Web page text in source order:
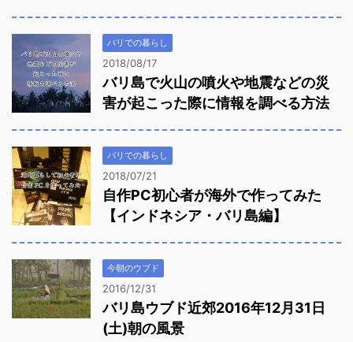
バリでの暮らし
2018/08/17
バリ島で火山の噴火や地震などの災
害が起こった際に情報を調べる方法
バリでの暮らし
2018/07/21
自作PC初心者が海外で作ってみた
【インドネシア・バリ島編】
今朝のウブド
2016/12/31
バリ島ウブド近郊2016年12月31日
(土)朝の風景